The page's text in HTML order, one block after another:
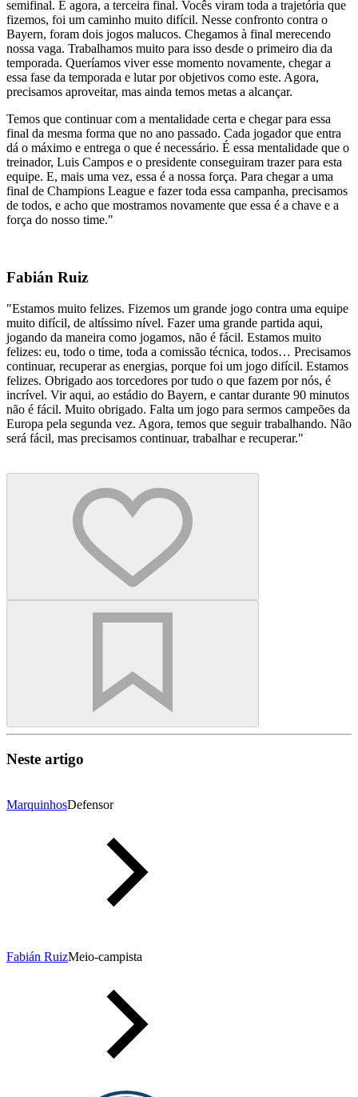
semifinal. E agora, a terceira final. Vocês viram toda a trajetória que
fizemos, foi um caminho muito difícil. Nesse confronto contra o
Bayern, foram dois jogos malucos. Chegamos à final merecendo
nossa vaga. Trabalhamos muito para isso desde o primeiro dia da
temporada. Queríamos viver esse momento novamente, chegar a
essa fase da temporada e lutar por objetivos como este. Agora,
precisamos aproveitar, mas ainda temos metas a alcançar.
Temos que continuar com a mentalidade certa e chegar para essa
final da mesma forma que no ano passado. Cada jogador que entra
dá o máximo e entrega o que é necessário. É essa mentalidade que o
treinador, Luis Campos e o presidente conseguiram trazer para esta
equipe. E, mais uma vez, essa é a nossa força. Para chegar a uma
final de Champions League e fazer toda essa campanha, precisamos
de todos, e acho que mostramos novamente que essa é a chave e a
força do nosso time."
Fabián Ruiz
"Estamos muito felizes. Fizemos um grande jogo contra uma equipe
muito difícil, de altíssimo nível. Fazer uma grande partida aqui,
jogando da maneira como jogamos, não é fácil. Estamos muito
felizes: eu, todo o time, toda a comissão técnica, todos… Precisamos
continuar, recuperar as energias, porque foi um jogo difícil. Estamos
felizes. Obrigado aos torcedores por tudo o que fazem por nós, é
incrível. Vir aqui, ao estádio do Bayern, e cantar durante 90 minutos
não é fácil. Muito obrigado. Falta um jogo para sermos campeões da
Europa pela segunda vez. Agora, temos que seguir trabalhando. Não
será fácil, mas precisamos continuar, trabalhar e recuperar."
Neste artigo
MarquinhosDefensor
Fabián RuizMeio-campista